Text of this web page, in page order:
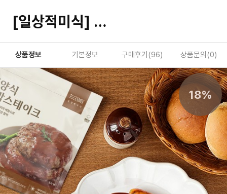
[일상적미식] 경양식 함박스테이크
상품정보 기본정보 구매후기(96) 상품문의(0)
18%